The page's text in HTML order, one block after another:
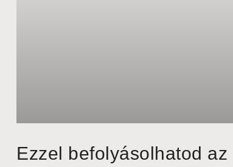
Ezzel befolyásolhatod az